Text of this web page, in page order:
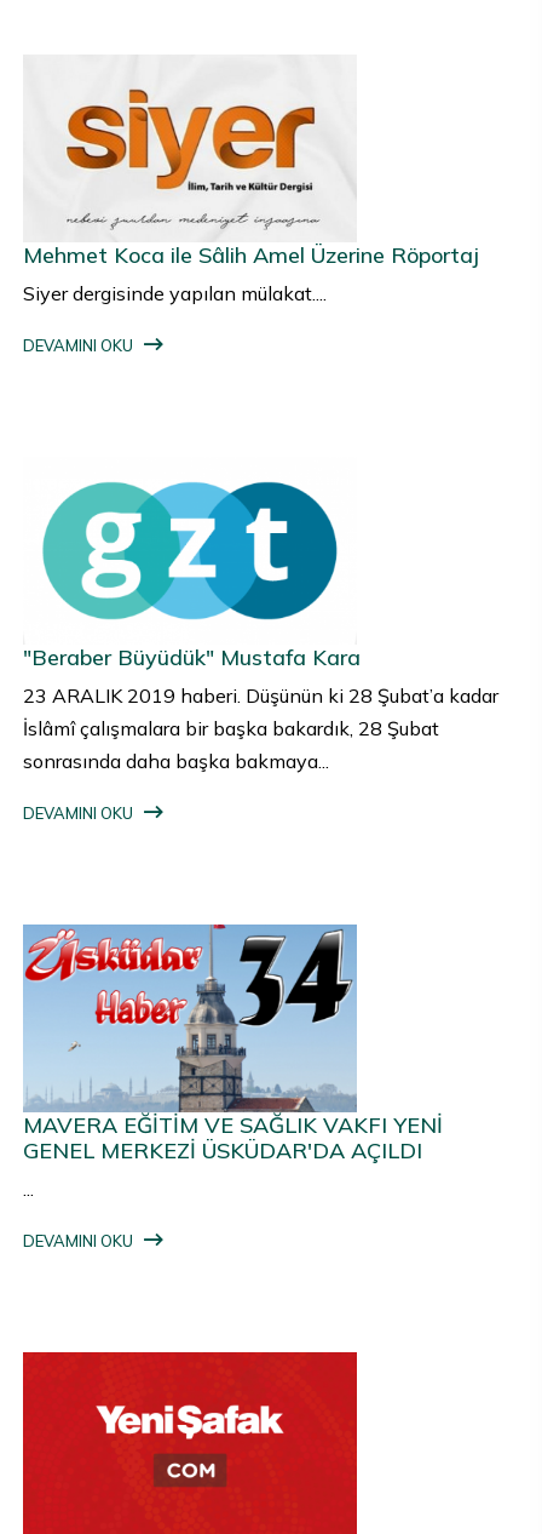
Mehmet Koca ile Sâlih Amel Üzerine Röportaj
Siyer dergisinde yapılan mülakat....
DEVAMINI OKU
"Beraber Büyüdük" Mustafa Kara
23 ARALIK 2019 haberi. Düşünün ki 28 Şubat’a kadar
İslâmî çalışmalara bir başka bakardık, 28 Şubat
sonrasında daha başka bakmaya...
DEVAMINI OKU
MAVERA EĞİTİM VE SAĞLIK VAKFI YENİ
GENEL MERKEZİ ÜSKÜDAR'DA AÇILDI
...
DEVAMINI OKU